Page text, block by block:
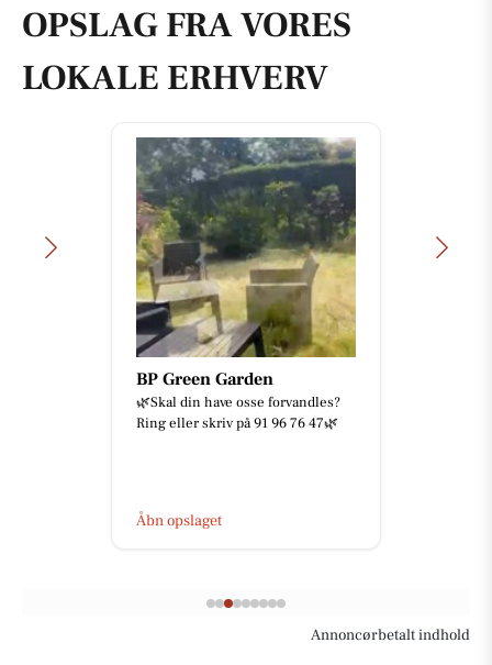
OPSLAG FRA VORES
LOKALE ERHVERV
BP Green Garden
🌿Skal din have osse forvandles?
Ring eller skriv på 91 96 76 47🌿
Åbn opslaget
Annoncørbetalt indhold